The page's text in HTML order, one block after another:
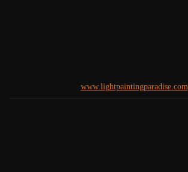
www.lightpaintingparadise.com